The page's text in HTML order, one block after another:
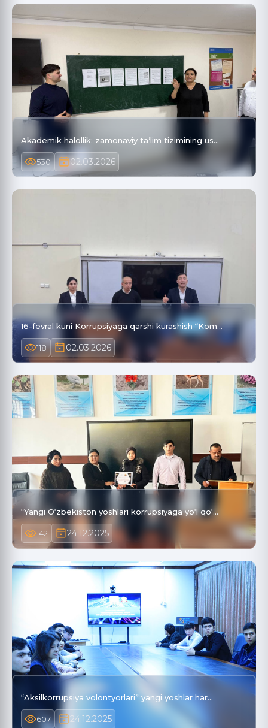
Akademik halollik: zamonaviy taʼlim tizimining us…
530 02.03.2026
16-fevral kuni Korrupsiyaga qarshi kurashish “Kom…
118 02.03.2026
“Yangi O‘zbekiston yoshlari korrupsiyaga yo‘l qo‘…
142 24.12.2025
“Aksilkorrupsiya volontyorlari” yangi yoshlar har…
607 24.12.2025